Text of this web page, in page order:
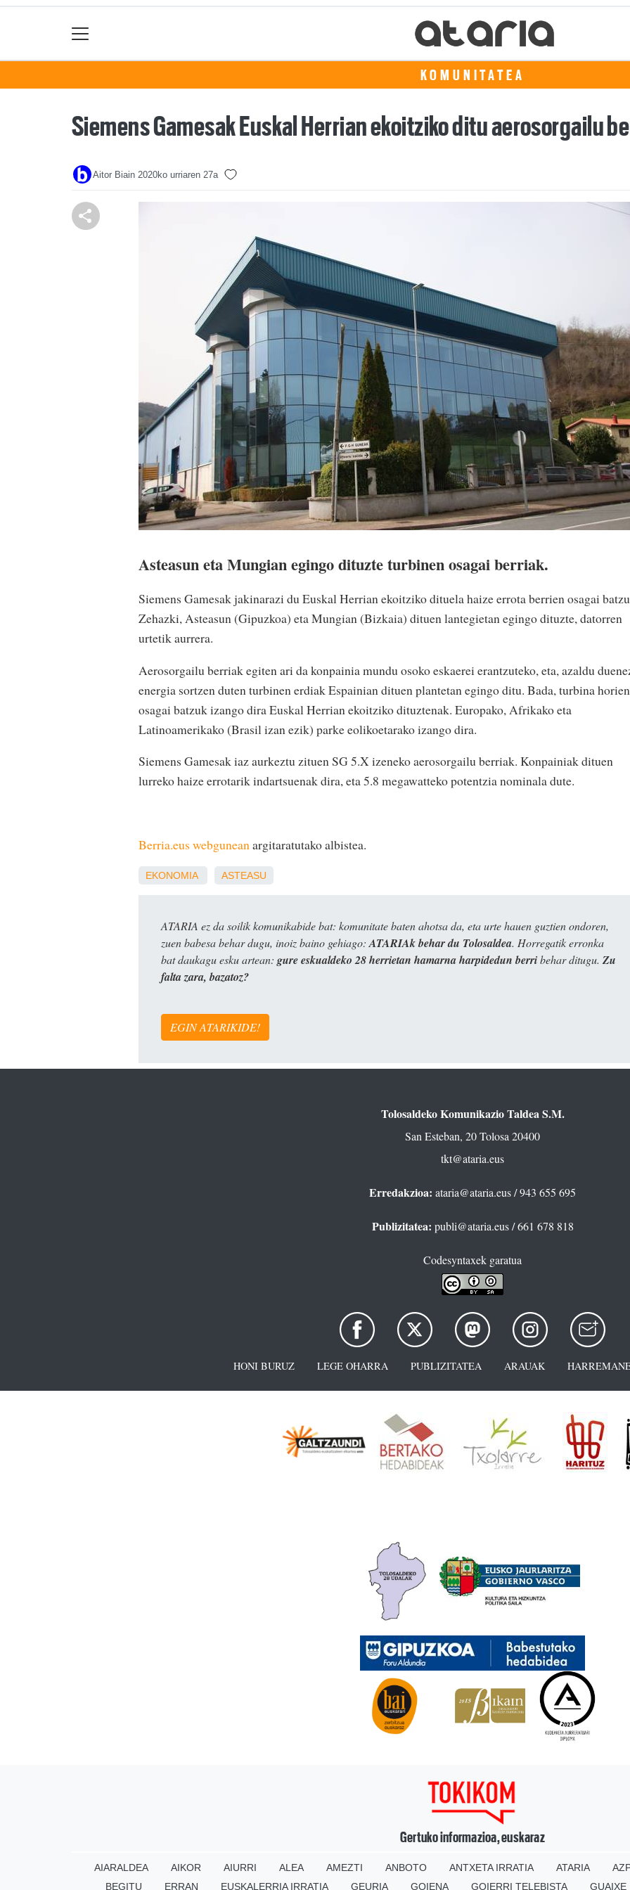
KOMUNITATEA
Siemens Gamesak Euskal Herrian ekoitziko ditu aerosorgailu
Aitor Biain 2020ko urriaren 27a
Asteasun eta Mungian egingo dituzte turbinen osagai berriak.
Siemens Gamesak jakinarazi du Euskal Herrian ekoitziko dituela haize errota berrien osagai
Zehazki, Asteasun (Gipuzkoa) eta Mungian (Bizkaia) dituen lantegietan egingo dituzte, datorren
urtetik aurrera.
Aerosorgailu berriak egiten ari da konpainia mundu osoko eskaerei erantzuteko, eta, azaldu
energia sortzen duten turbinen erdiak Espainian dituen plantetan egingo ditu. Bada, turbina horien
osagai batzuk izango dira Euskal Herrian ekoitziko dituztenak. Europako, Afrikako eta
Latinoamerikako (Brasil izan ezik) parke eolikoetarako izango dira.
Siemens Gamesak iaz aurkeztu zituen SG 5.X izeneko aerosorgailu berriak. Konpainiak dituen
lurreko haize errotarik indartsuenak dira, eta 5.8 megawatteko potentzia nominala dute.
Berria.eus webguneanargitaratutako albistea.
EKONOMIA ASTEASU
ATARIA ez da soilik komunikabide bat: komunitate baten ahotsa da, eta urte hauen guztien ondoren,
zuen babesa behar dugu, inoiz baino gehiago: ATARIAk behar du Tolosaldea. Horregatik erronka
bat daukagu esku artean: gure eskualdeko 28 herrietan hamarna harpidedun berribehar ditugu. Zu
falta zara, bazatoz?
EGIN ATARIKIDE!
Tolosaldeko Komunikazio Taldea S.M.
San Esteban, 20 Tolosa 20400
tkt@ataria.eus
Erredakzioa: ataria@ataria.eus/ 943 655 695
Publizitatea: publi@ataria.eus/ 661 678 818
Codesyntaxek garatua
HONI BURUZ LEGE OHARRA PUBLIZITATEA ARAUAK
Gertuko informazioa, euskaraz
AIARALDEA AIKOR AIURRI ALEA AMEZTI ANBOTO ANTXETA IRRATIA ATARIA
BEGITU
ERRAN EUSKALERRIA IRRATIA GEURIA GOIENA GOIERRI TELEBISTA GUAIXE